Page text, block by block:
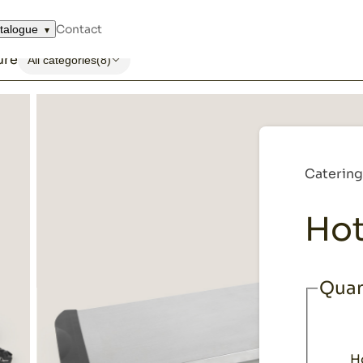
Contact
All categories(8)